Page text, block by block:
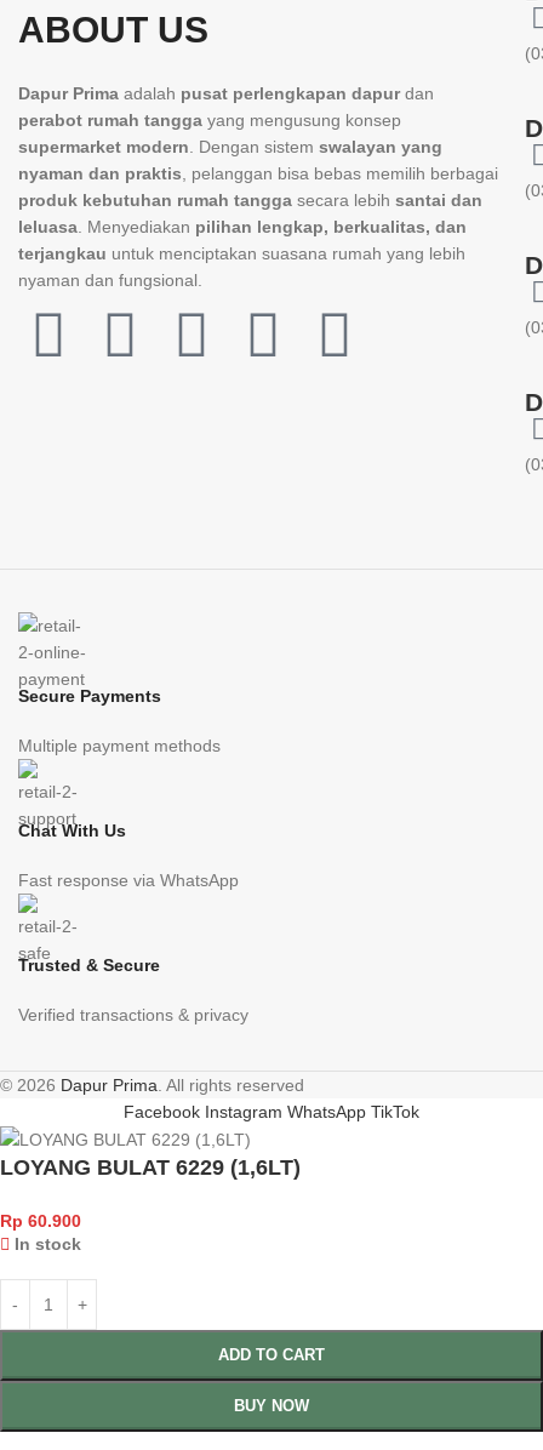
ABOUT US
Dapur Prima adalah pusat perlengkapan dapurdan
perabot rumah tangga yang mengusung konsep
supermarket modern . Dengan sistem swalayan yang
nyaman dan praktis , pelanggan bisa bebas memilih berbagai
produk kebutuhan rumah tangga secara lebih santai dan
leluasa . Menyediakan pilihan lengkap, berkualitas, dan
terjangkau untuk menciptakan suasana rumah yang lebih
nyaman dan fungsional.
Secure Payments
Multiple payment methods
Chat With Us
Fast response via WhatsApp
Trusted & Secure
Verified transactions & privacy
© 2026 Dapur Prima . All rights reserved
Facebook Instagram WhatsApp TikTok
LOYANG BULAT 6229 (1,6LT)
Rp 60.900
In stock
ADD TO CART
BUY NOW